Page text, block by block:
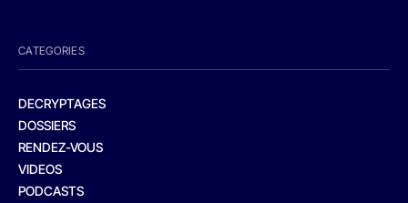
CATEGORIES
DECRYPTAGES
DOSSIERS
RENDEZ-VOUS
VIDEOS
PODCASTS